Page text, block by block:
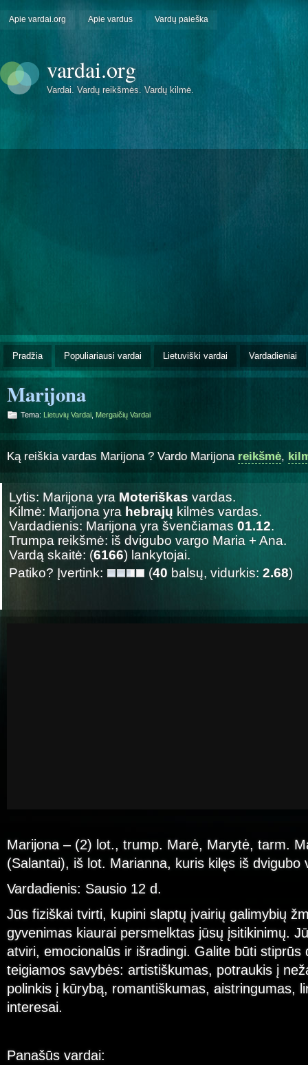
Apie vardai.org Apie vardus Vardų paieška
vardai.org
Vardai. Vardų reikšmės. Vardų kilmė.
Pradžia Populiariausi vardai Lietuviški vardai Vardadieniai
Marijona
Tema: Lietuvių Vardai Mergaičių Vardai
Ką reiškia vardas Marijona ? Vardo Marijona reikšmė,
Lytis: Marijona yra Moteriškas vardas.
Kilmė: Marijona yra hebrajų kilmės vardas.
Vardadienis: Marijona yra švenčiamas 01.12.
Trumpa reikšmė: iš dvigubo vargo Maria + Ana.
Vardą skaitė: (6166) lankytojai.
Patiko? Įvertink:
(40 balsų, vidurkis: 2.68)
Marijona – (2) lot., trump. Marė, Marytė, tarm.
(Salantai), iš lot. Marianna, kuris kilęs iš
Vardadienis: Sausio 12 d.
Jūs fiziškai tvirti, kupini slaptų įvairių galimybių
gyvenimas kiaurai persmelktas jūsų įsitikinimų.
atviri, emocionalūs ir išradingi. Galite būti stiprūs
teigiamos savybės: artistiškumas, potraukis į
polinkis į kūrybą, romantiškumas, aistringumas,
interesai.
Panašūs vardai: